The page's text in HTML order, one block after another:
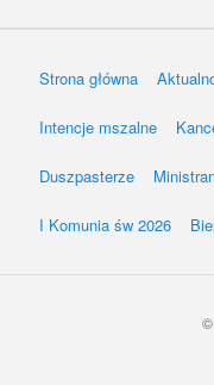
Strona główna
Intencje mszalne
Duszpasterze
I Komunia św 2026
©